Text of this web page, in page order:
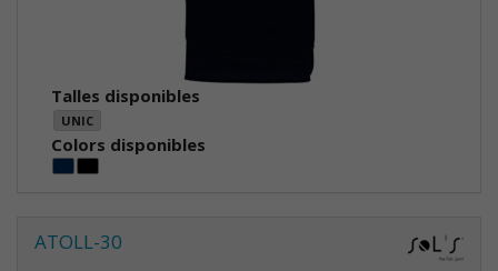
Talles disponibles
UNIC
Colors disponibles
ATOLL-30